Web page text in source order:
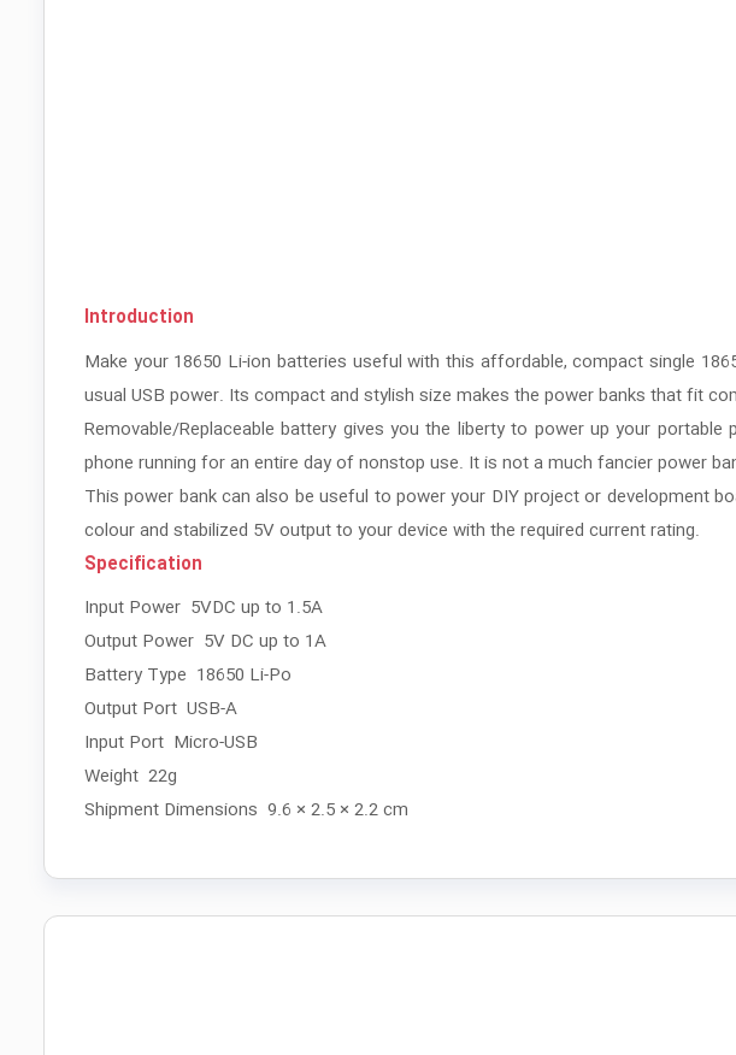
Introduction
Make your 18650 Li-ion batteries useful with this affordable, compact single
usual USB power. Its compact and stylish size makes the power banks that fit
Removable/Replaceable battery gives you the liberty to power up your
phone running for an entire day of nonstop use. It is not a much fancier power
This power bank can also be useful to power your DIY project or development
colour and stabilized 5V output to your device with the required current rating.
Specification
Input Power 5VDC up to 1.5A
Output Power 5V DC up to 1A
Battery Type 18650 Li-Po
Output Port USB-A
Input Port Micro-USB
Weight 22g
Shipment Dimensions 9.6 × 2.5 × 2.2 cm